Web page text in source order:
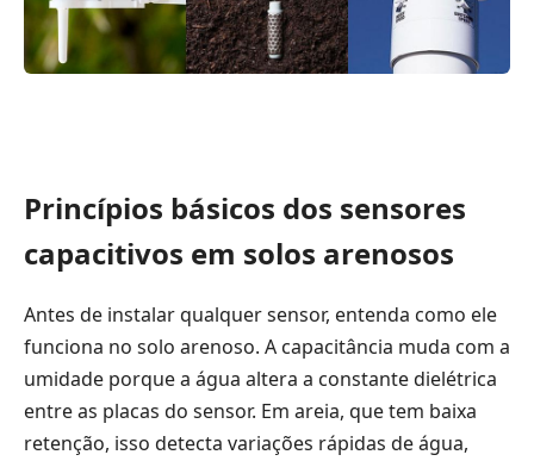
Princípios básicos dos sensores
capacitivos em solos arenosos
Antes de instalar qualquer sensor, entenda como ele
funciona no solo arenoso. A capacitância muda com a
umidade porque a água altera a constante dielétrica
entre as placas do sensor. Em areia, que tem baixa
retenção, isso detecta variações rápidas de água,